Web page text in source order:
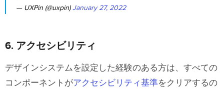
— UXPin (@uxpin)January 27, 2022
6. アクセシビリティ
デザインシステムを設定した経験のある方は、すべての
コンポーネントがアクセシビリティ基準をクリアするの